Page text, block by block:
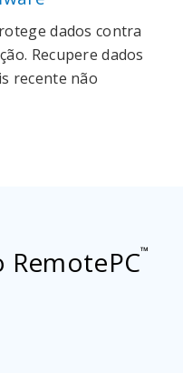
dados contra
Recupere dados
recente não
™